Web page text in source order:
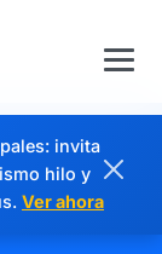
invita
hilo y
Ver ahora